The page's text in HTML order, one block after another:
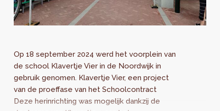
Op 18 september 2024 werd het voorplein van
de school Klavertje Vier in de Noordwijk in
gebruik genomen. Klavertje Vier, een project
van de proeffase van het Schoolcontract
Deze herinrichting was mogelijk dankzij de